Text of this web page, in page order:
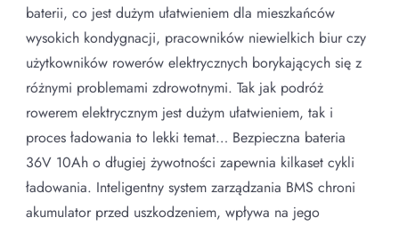
baterii, co jest dużym ułatwieniem dla mieszkańców
wysokich kondygnacji, pracowników niewielkich biur czy
użytkowników rowerów elektrycznych borykających się z
różnymi problemami zdrowotnymi. Tak jak podróż
rowerem elektrycznym jest dużym ułatwieniem, tak i
proces ładowania to lekki temat… Bezpieczna bateria
36V 10Ah o długiej żywotności zapewnia kilkaset cykli
ładowania. Inteligentny system zarządzania BMS chroni
akumulator przed uszkodzeniem, wpływa na jego